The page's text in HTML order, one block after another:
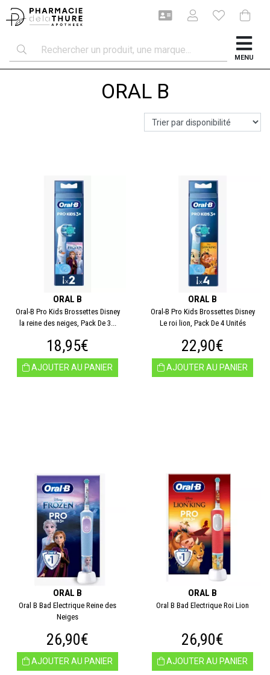
MENU
ORAL B
ORAL B
Oral-B Pro Kids Brossettes Disney
la reine des neiges, Pack De 3...
18,95€
AJOUTER AU PANIER
ORAL B
Oral-B Pro Kids Brossettes Disney
Le roi lion, Pack De 4 Unités
22,90€
AJOUTER AU PANIER
ORAL B
Oral B Bad Electrique Reine des
Neiges
26,90€
AJOUTER AU PANIER
ORAL B
Oral B Bad Electrique Roi Lion
26,90€
AJOUTER AU PANIER